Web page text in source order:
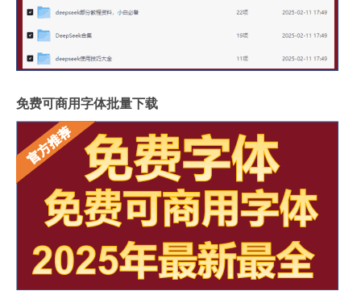
免费可商用字体批量下载